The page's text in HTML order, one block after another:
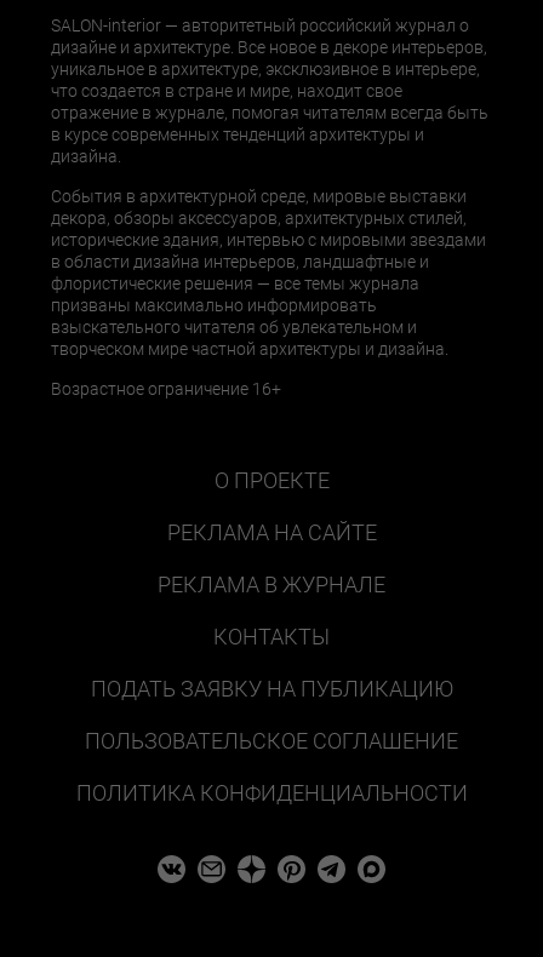
SALON-interior — авторитетный российский журнал о
дизайне и архитектуре. Все новое в декоре интерьеров,
уникальное в архитектуре, эксклюзивное в интерьере,
что создается в стране и мире, находит свое
отражение в журнале, помогая читателям всегда быть
в курсе современных тенденций архитектуры и
дизайна.
События в архитектурной среде, мировые выставки
декора, обзоры аксессуаров, архитектурных стилей,
исторические здания, интервью с мировыми звездами
в области дизайна интерьеров, ландшафтные и
флористические решения — все темы журнала
призваны максимально информировать
взыскательного читателя об увлекательном и
творческом мире частной архитектуры и дизайна.
Возрастное ограничение 16+
О ПРОЕКТЕ
РЕКЛАМА НА САЙТЕ
РЕКЛАМА В ЖУРНАЛЕ
КОНТАКТЫ
ПОДАТЬ ЗАЯВКУ НА ПУБЛИКАЦИЮ
ПОЛЬЗОВАТЕЛЬСКОЕ СОГЛАШЕНИЕ
ПОЛИТИКА КОНФИДЕНЦИАЛЬНОСТИ